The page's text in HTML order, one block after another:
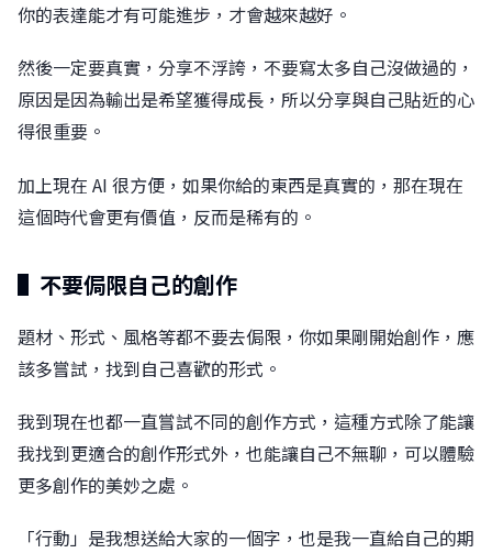
你的表達能才有可能進步，才會越來越好。
然後一定要真實，分享不浮誇，不要寫太多自己沒做過的，
原因是因為輸出是希望獲得成長，所以分享與自己貼近的心
得很重要。
加上現在 AI 很方便，如果你給的東西是真實的，那在現在
這個時代會更有價值，反而是稀有的。
▌不要侷限自己的創作
題材、形式、風格等都不要去侷限，你如果剛開始創作，應
該多嘗試，找到自己喜歡的形式。
我到現在也都一直嘗試不同的創作方式，這種方式除了能讓
我找到更適合的創作形式外，也能讓自己不無聊，可以體驗
更多創作的美妙之處。
「行動」是我想送給大家的一個字，也是我一直給自己的期